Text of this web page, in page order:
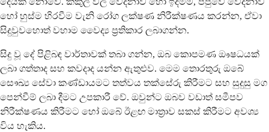
හෝ හුස්ම හිරවීම වැනි රෝග ලක්ෂණ නිරීක්ෂණය කරන්න, ඒවා
සිදුවුවහොත් වහාම වෛද්‍ය ප්‍රතිකාර ලබාගන්න.
සිදු වූ දේ පිළිබඳ වාර්තාවක් තබා ගන්න, ඔබ කොපමණ ඖෂධයක්
ලබා ගත්තාද සහ කවදාද යන්න ඇතුළුව. මෙම තොරතුරු ඔබේ
සෞඛ්‍ය සේවා කණ්ඩායමට තත්වය තක්සේරු කිරීමට සහ සුදුසු මග
පෙන්වීම් ලබා දීමට උපකාරී වේ. ඔවුන්ට ඔබව වඩාත් සමීපව
නිරීක්ෂණය කිරීමට හෝ ඔබේ ඊළඟ මාත්‍රාව සකස් කිරීමට අවශ්‍ය
විය හැකිය.